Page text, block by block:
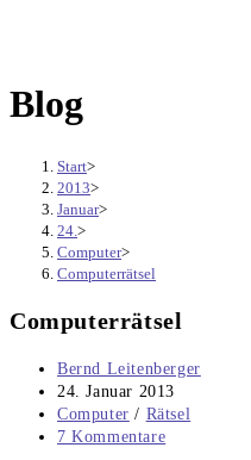
Blog
Start>
2013>
Januar>
24. >
Computer>
Computerrätsel
Computerrätsel
Beitrags-
Autor:
Bernd Leitenberger
Beitrag
veröffentlicht:
24. Januar 2013
Beitrags-
Kategorie:
Computer / Rätsel
Beitrags-
7 Kommentare